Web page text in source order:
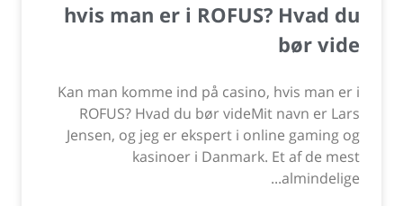
hvis man er i ROFUS? Hvad du
bør vide
Kan man komme ind på casino, hvis man er i
ROFUS? Hvad du bør videMit navn er Lars
Jensen, og jeg er ekspert i online gaming og
kasinoer i Danmark. Et af de mest
almindelige...